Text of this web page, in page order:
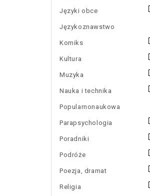
Języki obce
Językoznawstwo
Komiks
Kultura
Muzyka
Nauka i technika
Popularnonaukowa
Parapsychologia
Poradniki
Podróże
Poezja, dramat
Religia